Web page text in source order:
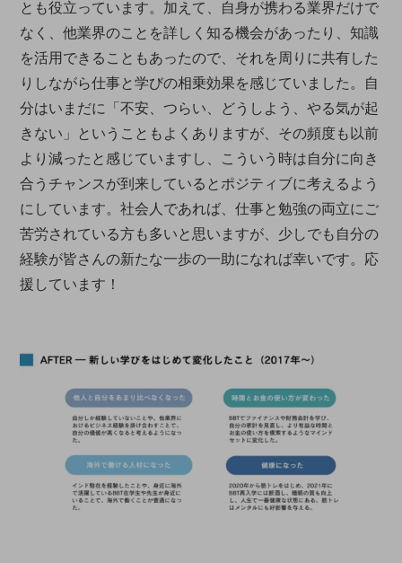
とも役立っています。加えて、自身が携わる業界だけで
なく、他業界のことを詳しく知る機会があったり、知識
を活用できることもあったので、それを周りに共有した
りしながら仕事と学びの相乗効果を感じていました。自
分はいまだに「不安、つらい、どうしよう、やる気が起
きない」ということもよくありますが、その頻度も以前
より減ったと感じていますし、こういう時は自分に向き
合うチャンスが到来しているとポジティブに考えるよう
にしています。社会人であれば、仕事と勉強の両立にご
苦労されている方も多いと思いますが、少しでも自分の
経験が皆さんの新たな一歩の一助になれば幸いです。応
援しています！